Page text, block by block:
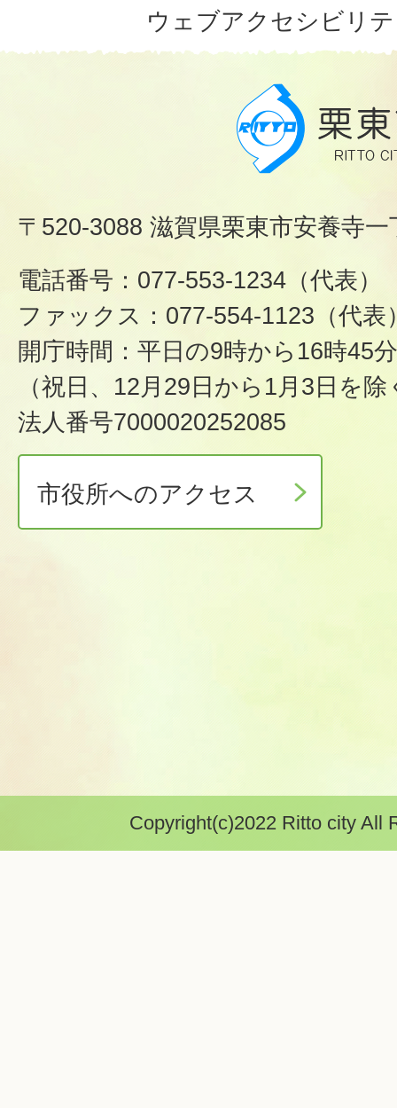
ウェブアクセシビリ
〒520-3088 滋賀県栗東市安養寺
電話番号：077-553-1234（代表）
ファックス：077-554-1123（代表
開庁時間：平日の9時から16時45分
（祝日、12月29日から1月3日を除
法人番号7000020252085
市役所へのアクセス
Copyright(c)2022 Ritto city All